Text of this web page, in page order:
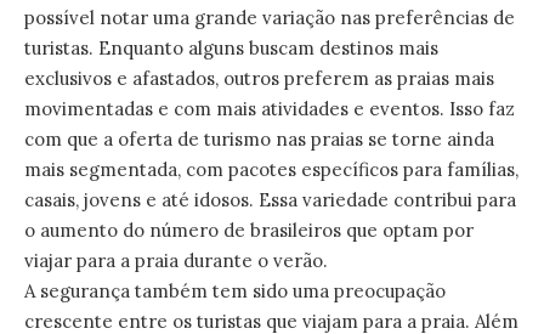
possível notar uma grande variação nas preferências de
turistas. Enquanto alguns buscam destinos mais
exclusivos e afastados, outros preferem as praias mais
movimentadas e com mais atividades e eventos. Isso faz
com que a oferta de turismo nas praias se torne ainda
mais segmentada, com pacotes específicos para famílias,
casais, jovens e até idosos. Essa variedade contribui para
o aumento do número de brasileiros que optam por
viajar para a praia durante o verão.
A segurança também tem sido uma preocupação
crescente entre os turistas que viajam para a praia. Além